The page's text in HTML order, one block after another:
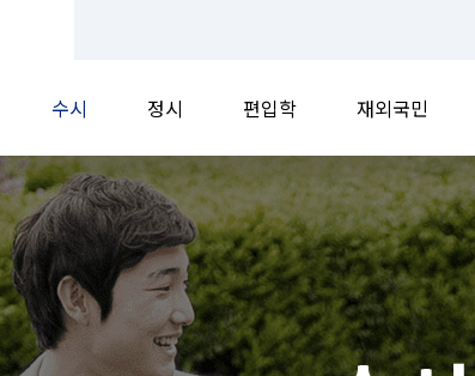
수시 정시 편입학 재외국민